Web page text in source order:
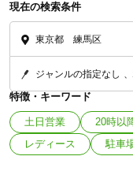
現在の検索条件
東京都 練馬区
ジャンルの指定なし
特徴・キーワード
土日営業 20時以
レディース
駐車
「健康には